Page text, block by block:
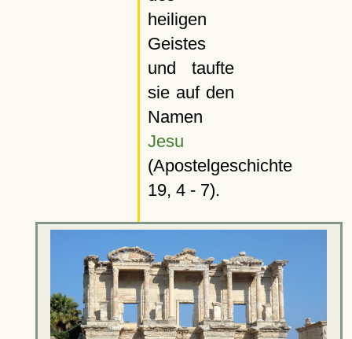
heiligen
Geistes
und taufte
sie auf den
Namen
Jesu
(Apostelgeschichte
19, 4 - 7).